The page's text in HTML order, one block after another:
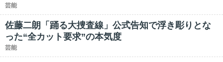
芸能
佐藤二朗「踊る大捜査線」公式告知で浮き彫りとな
った“全カット要求”の本気度
芸能